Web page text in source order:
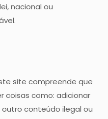
nacional ou
site compreende que
coisas como: adicionar
conteúdo ilegal ou